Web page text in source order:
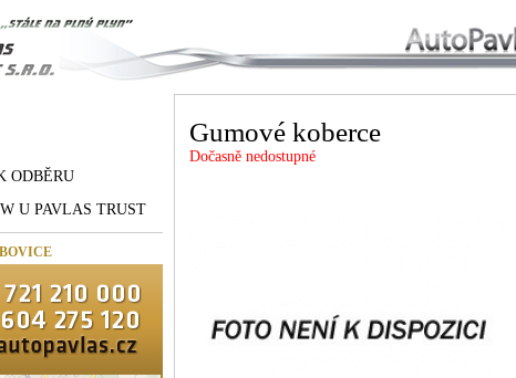
ODBĚRU
U PAVLAS TRUST
Gumové koberce
Dočasně nedostupné